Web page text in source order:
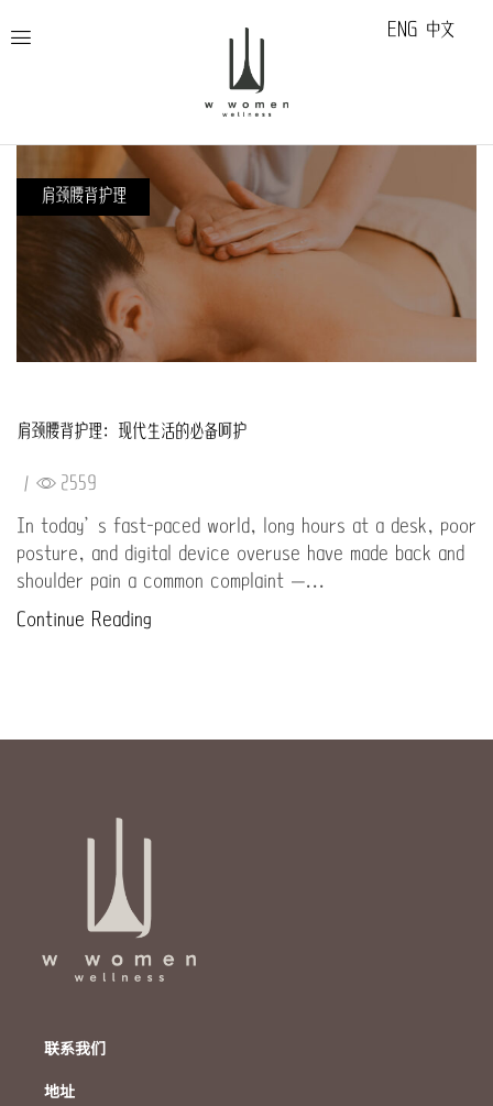
ENG 中文
肩颈腰背护理
肩颈腰背护理：现代生活的必备呵护
/ 2559
In today’s fast-paced world, long hours at a desk, poor
posture, and digital device overuse have made back and
shoulder pain a common complaint —...
Continue Reading
联系我们
地址